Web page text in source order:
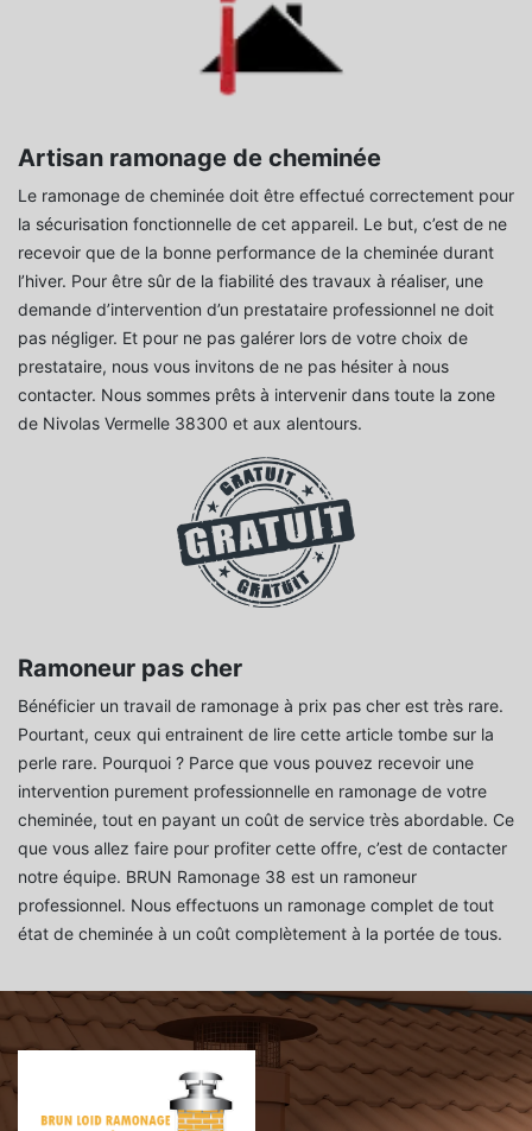
Artisan ramonage de cheminée
Le ramonage de cheminée doit être effectué correctement pour
la sécurisation fonctionnelle de cet appareil. Le but, c’est de ne
recevoir que de la bonne performance de la cheminée durant
l’hiver. Pour être sûr de la fiabilité des travaux à réaliser, une
demande d’intervention d’un prestataire professionnel ne doit
pas négliger. Et pour ne pas galérer lors de votre choix de
prestataire, nous vous invitons de ne pas hésiter à nous
contacter. Nous sommes prêts à intervenir dans toute la zone
de Nivolas Vermelle 38300 et aux alentours.
Ramoneur pas cher
Bénéficier un travail de ramonage à prix pas cher est très rare.
Pourtant, ceux qui entrainent de lire cette article tombe sur la
perle rare. Pourquoi ? Parce que vous pouvez recevoir une
intervention purement professionnelle en ramonage de votre
cheminée, tout en payant un coût de service très abordable. Ce
que vous allez faire pour profiter cette offre, c’est de contacter
notre équipe. BRUN Ramonage 38 est un ramoneur
professionnel. Nous effectuons un ramonage complet de tout
état de cheminée à un coût complètement à la portée de tous.